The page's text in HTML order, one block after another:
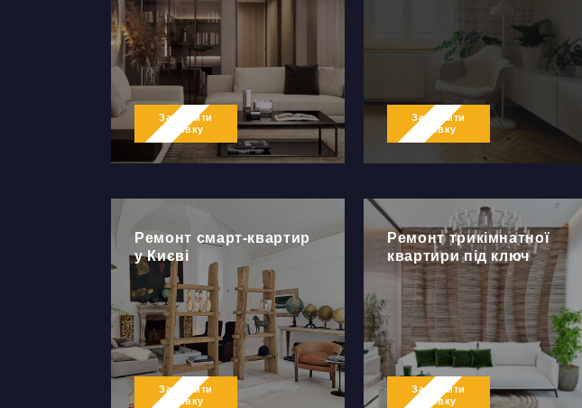
Залишити
заявку
Залишити
заявку
Ремонт смарт-квартир
у Києві
Залишити
заявку
Ремонт трикімнатної
квартири під ключ
Залишити
заявку